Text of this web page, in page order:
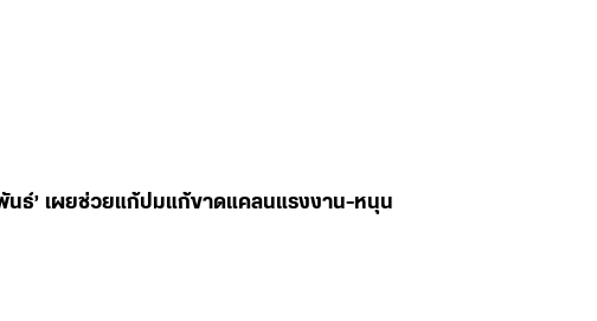
นธ์’ เผยช่วยแก้ปมแก้ขาดแคลนแรงงาน-หนุน